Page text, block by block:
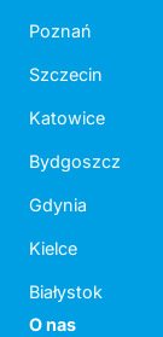
Poznań
Szczecin
Katowice
Bydgoszcz
Gdynia
Kielce
Białystok
O nas